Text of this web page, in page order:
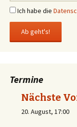
Ich habe die
Termine
Nächste
20. August, 17:00